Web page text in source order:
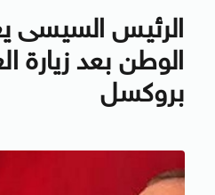
الرئيس السيسى
الوطن بعد زيارة
بروكسل